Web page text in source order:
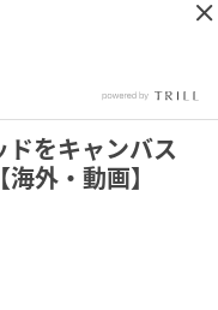
ドをキャンバス
外・動画】